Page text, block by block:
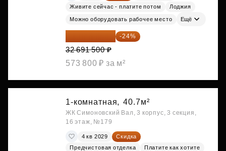
Живите сейчас - платите потом
Лоджия
Можно оборудовать рабочее место Ещё
24 845 540 ₽ -24%
32 691 500 ₽
573 800 ₽ за м²
1-комнатная, 40.7м²
ЖК Симоновский Вал, 3 корпус, 3 секция,
16 этаж, №179
4 кв 2029
Скидка
Предчистовая отделка
Платите как хотите